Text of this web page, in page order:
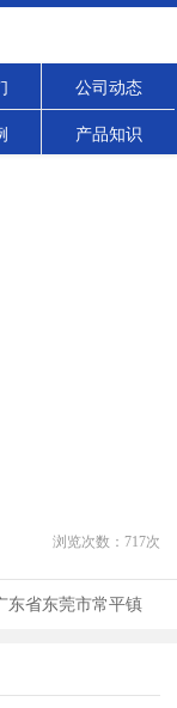
公司动态
产品知识
浏览次数： 717次
东省东莞市常平镇